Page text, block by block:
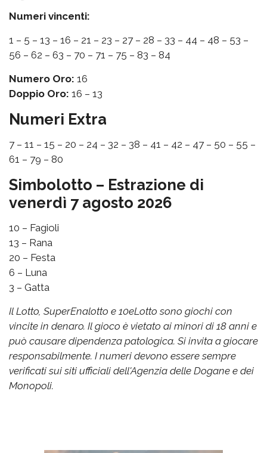
Numeri vincenti:
1 – 5 – 13 – 16 – 21 – 23 – 27 – 28 – 33 – 44 – 48 – 53 –
56 – 62 – 63 – 70 – 71 – 75 – 83 – 84
Numero Oro: 16
Doppio Oro: 16 – 13
Numeri Extra
7 – 11 – 15 – 20 – 24 – 32 – 38 – 41 – 42 – 47 – 50 – 55 –
61 – 79 – 80
Simbolotto – Estrazione di
venerdì 7 agosto 2026
10 – Fagioli
13 – Rana
20 – Festa
6 – Luna
3 – Gatta
Il Lotto, SuperEnalotto e 10eLotto sono giochi con
vincite in denaro. Il gioco è vietato ai minori di 18 anni e
può causare dipendenza patologica. Si invita a giocare
responsabilmente. I numeri devono essere sempre
verificati sui siti ufficiali dell'Agenzia delle Dogane e dei
Monopoli.